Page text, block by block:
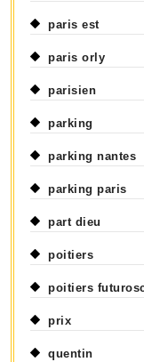
paris est
paris orly
parisien
parking
parking nantes
parking paris
part dieu
poitiers
poitiers
prix
quentin